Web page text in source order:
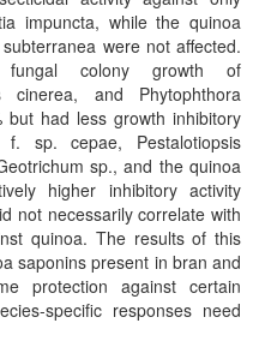
impuncta, while the quinoa
were not affected.
colony growth of
cinerea, and Phytophthora
but had less growth inhibitory
sp. cepae, Pestalotiopsis
sp., and the quinoa
higher inhibitory activity
not necessarily correlate with
quinoa. The results of this
saponins present in bran and
protection against certain
specific responses need